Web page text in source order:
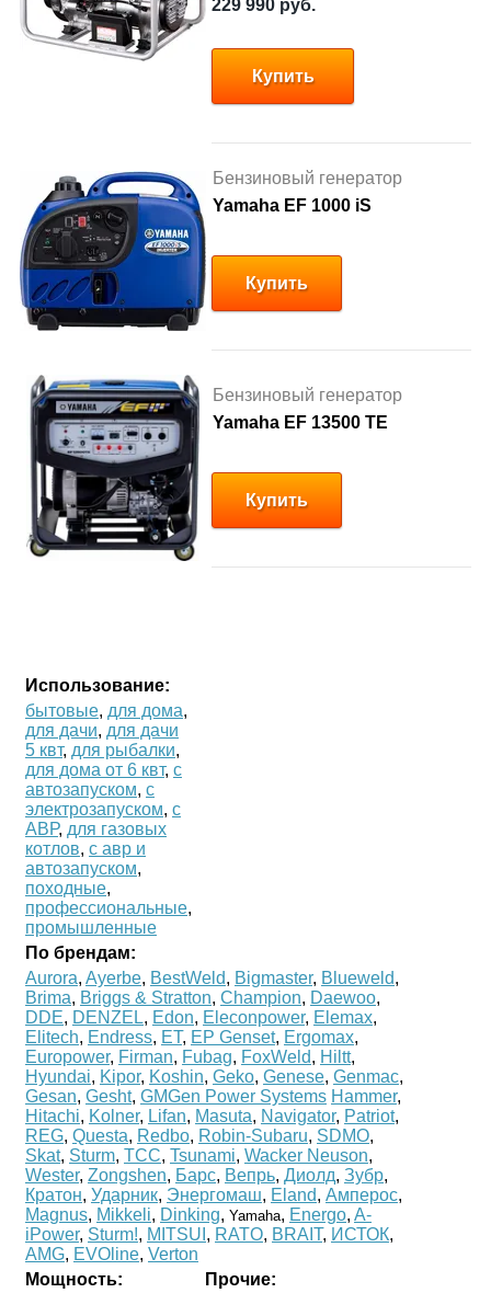
229 990 руб.
Купить
Бензиновый генератор
Yamaha EF 1000 iS
Купить
Бензиновый генератор
Yamaha EF 13500 TE
Купить
Использование:
бытовые, для дома,
для дачи, для дачи
5 квт, для рыбалки,
для дома от 6 квт, с
автозапуском, с
электрозапуском, с
АВР, для газовых
котлов, с авр и
автозапуском,
походные,
профессиональные,
промышленные
По брендам:
Aurora, Ayerbe, BestWeld, Bigmaster, Blueweld,
Brima, Briggs & Stratton, Champion, Daewoo,
DDE, DENZEL, Edon, Eleconpower, Elemax,
Elitech, Endress, ET, EP Genset, Ergomax,
Europower, Firman, Fubag, FoxWeld, Hiltt,
Hyundai, Kipor, Koshin, Geko, Genese, Genmac,
Gesan, Gesht, GMGen Power Systems Hammer,
Hitachi, Kolner, Lifan, Masuta, Navigator, Patriot,
REG, Questa, Redbo, Robin-Subaru, SDMO,
Skat, Sturm, ТСС, Tsunami, Wacker Neuson,
Wester, Zongshen, Барс, Вепрь, Диолд, Зубр,
Кратон, Ударник, Энергомаш, Eland, Амперос,
Magnus, Mikkeli, Dinking, Yamaha, Energo, A-
iPower, Sturm!, MITSUI , RATO, BRAIT, ИСТОК,
AMG, EVOline, Verton
Мощность:
Прочие: